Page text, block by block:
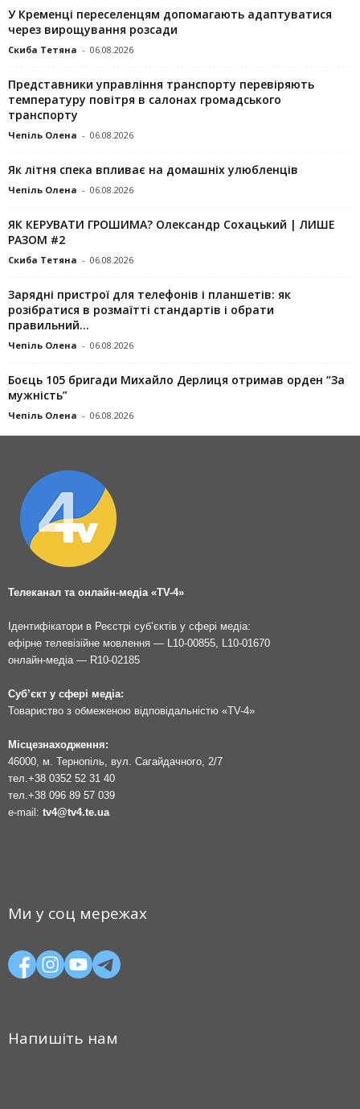
У Кременці переселенцям допомагають адаптуватися
через вирощування розсади
Скиба Тетяна - 06.08.2026
Представники управління транспорту перевіряють
температуру повітря в салонах громадського
транспорту
Чепіль Олена - 06.08.2026
Як літня спека впливає на домашніх улюбленців
Чепіль Олена - 06.08.2026
ЯК КЕРУВАТИ ГРОШИМА? Олександр Сохацький | ЛИШЕ
РАЗОМ #2
Скиба Тетяна - 06.08.2026
Зарядні пристрої для телефонів і планшетів: як
розібратися в розмаїтті стандартів і обрати
правильний...
Чепіль Олена - 06.08.2026
Боєць 105 бригади Михайло Дерлиця отримав орден “За
мужність”
Чепіль Олена - 06.08.2026
Телеканал та онлайн-медіа «TV-4»
Ідентифікатори в Реєстрі суб’єктів у сфері медіа:
ефірне телевізійне мовлення — L10-00855, L10-01670
онлайн-медіа — R10-02185
Суб’єкт у сфері медіа:
Товариство з обмеженою відповідальністю «TV-4»
Місцезнаходження:
46000, м. Тернопіль, вул. Сагайдачного, 2/7
тел. +38 0352 52 31 40
тел. +38 096 89 57 039
e-mail: tv4@tv4.te.ua
Ми у соц мережах
Напишіть нам